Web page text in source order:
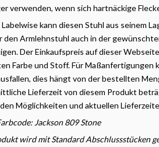
verwenden, wenn sich hartnäckige
Labelwisekann diesen Stuhl aus seinem
den Armlehnstuhl auch in der
Der Einkaufspreis auf dieser
Farbe und Stoff. Für Maßanfertigungen
dies hängt von derbestellten
Lieferzeit von diesem Produkt
Möglichkeiten und aktuellen
Jackson809 Stone
wird mit Standard Abschlussstücken